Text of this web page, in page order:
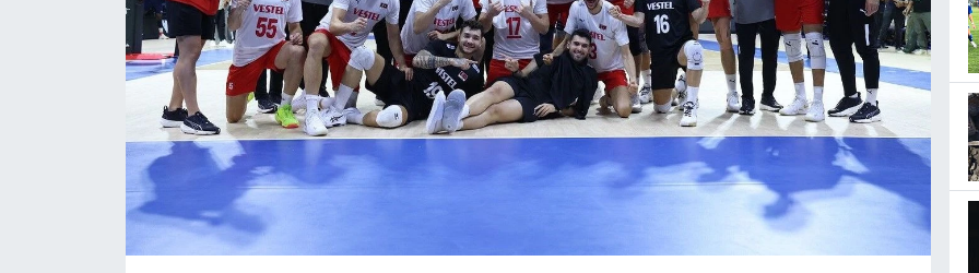
BİLİM VE TEKNOLOJİ
KURUMSAL